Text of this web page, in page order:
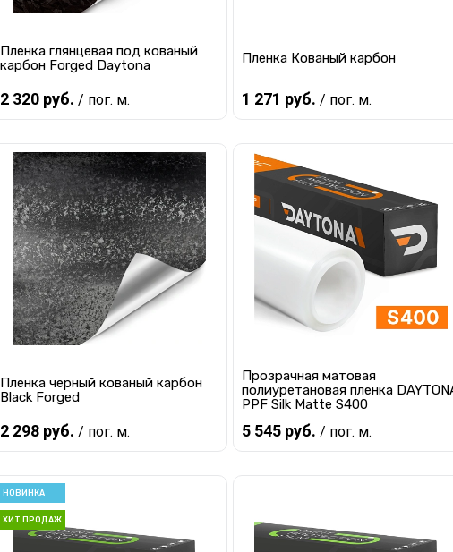
Пленка глянцевая под кованый
карбон Forged Daytona
2 320 руб. / пог. м.
В корзину
Купить в 1 клик К сравнению
В избранное В наличии
Пленка Кованый карбон
1 271 руб. / пог. м.
Купить в 1 клик К сравнению
В избранное В наличии
Пленка черный кованый карбон
Black Forged
2 298 руб. / пог. м.
Купить в 1 клик
Прозрачная матовая
полиуретановая пленка
PPF Silk Matte S400
5 545 руб. / пог. м.
Купить в 1 клик
НОВИНКА
ХИТ ПРОДАЖ